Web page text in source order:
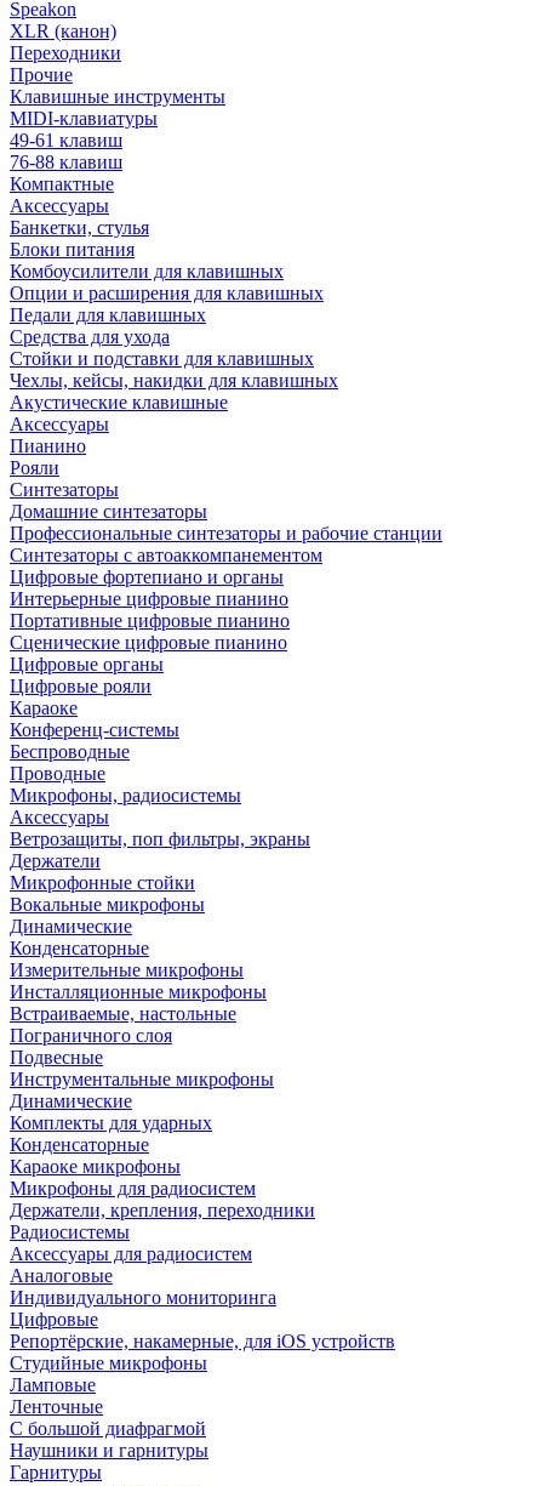
Speakon
XLR (канон)
Переходники
Прочие
Клавишные инструменты
MIDI-клавиатуры
49-61 клавиш
76-88 клавиш
Компактные
Аксессуары
Банкетки, стулья
Блоки питания
Комбоусилители для клавишных
Опции и расширения для клавишных
Педали для клавишных
Средства для ухода
Стойки и подставки для клавишных
Чехлы, кейсы, накидки для клавишных
Акустические клавишные
Аксессуары
Пианино
Рояли
Синтезаторы
Домашние синтезаторы
Профессиональные синтезаторы и рабочие станции
Синтезаторы с автоаккомпанементом
Цифровые фортепиано и органы
Интерьерные цифровые пианино
Портативные цифровые пианино
Сценические цифровые пианино
Цифровые органы
Цифровые рояли
Караоке
Конференц-системы
Беспроводные
Проводные
Микрофоны, радиосистемы
Аксессуары
Ветрозащиты, поп фильтры, экраны
Держатели
Микрофонные стойки
Вокальные микрофоны
Динамические
Конденсаторные
Измерительные микрофоны
Инсталляционные микрофоны
Встраиваемые, настольные
Пограничного слоя
Подвесные
Инструментальные микрофоны
Динамические
Комплекты для ударных
Конденсаторные
Караоке микрофоны
Микрофоны для радиосистем
Держатели, крепления, переходники
Радиосистемы
Аксессуары для радиосистем
Аналоговые
Индивидуального мониторинга
Цифровые
Репортёрские, накамерные, для iOS устройств
Студийные микрофоны
Ламповые
Ленточные
С большой диафрагмой
Наушники и гарнитуры
Гарнитуры